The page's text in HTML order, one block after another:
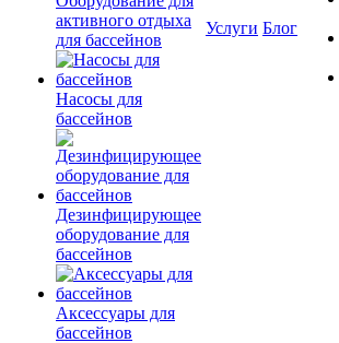
активного отдыха
для бассейнов
Насосы для
бассейнов
Дезинфицирующее
оборудование для
бассейнов
Аксессуары для
бассейнов
Услуги Блог